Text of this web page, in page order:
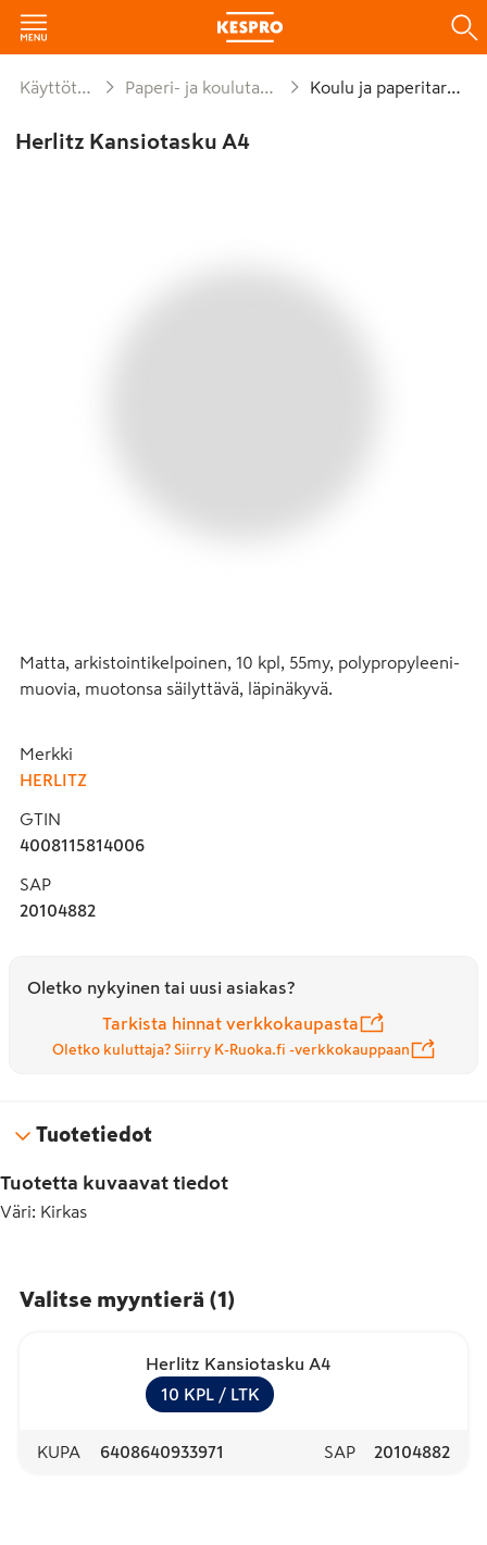
Käyttötavara Paperi- ja koulutarvikkeet Koulu ja paperitarvike
Herlitz Kansiotasku A4
Matta, arkistointikelpoinen, 10 kpl, 55my, polypropyleeni-
muovia, muotonsa säilyttävä, läpinäkyvä.
Merkki
HERLITZ
GTIN
4008115814006
SAP
20104882
Oletko nykyinen tai uusi asiakas?
Tarkista hinnat verkkokaupasta
Oletko kuluttaja? Siirry K-Ruoka.fi -verkkokauppaan
Tuotetiedot
Tuotetta kuvaavat tiedot
Väri: Kirkas
Valitse myyntierä (1)
Herlitz Kansiotasku A4
10 KPL / LTK
KUPA 6408640933971 SAP 20104882